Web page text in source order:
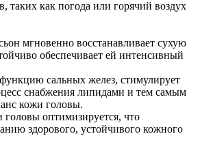
таких как погода или горячий воздух
мгновенно восстанавливает сухую
обеспечивает ей интенсивный
сальных желез, стимулирует
снабжения липидами и тем самым
кожи головы.
оптимизируется, что
здорового, устойчивого кожного